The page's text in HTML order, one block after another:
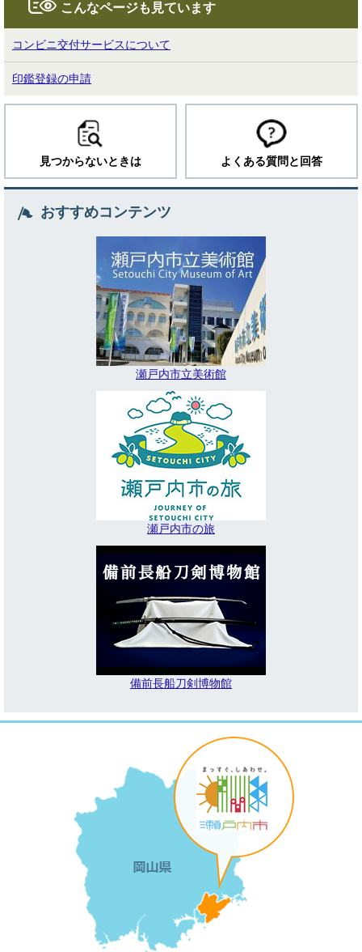
こんなページも見ています
コンビニ交付サービスについて
印鑑登録の申請
見つからないときは よくある質問と回答
おすすめコンテンツ
瀬戸内市立美術館
瀬戸内市の旅
備前長船刀剣博物館